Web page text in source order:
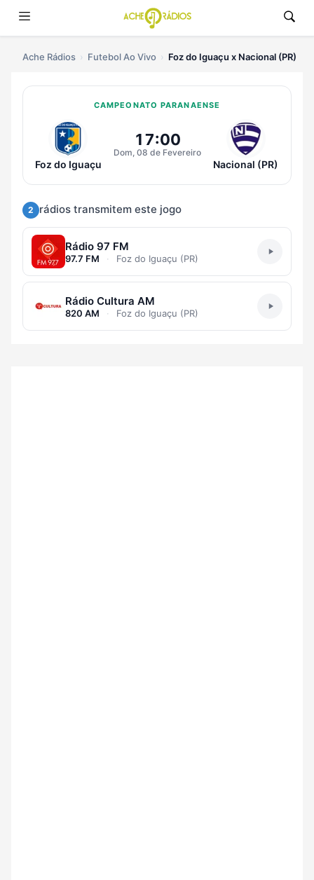
Ache Rádios Futebol Ao Vivo Foz do Iguaçu x Nacional (PR)
CAMPEONATO PARANAENSE
Ouvir Foz do Iguaçu x Nacional
Foz do Iguaçu
17:00
Dom, 08 de Fevereiro
Nacional (PR)
2 rádios transmitem este jogo
Rádio 97 FM
97.7 FM · Foz do Iguaçu (PR)
Rádio Cultura AM
820 AM · Foz do Iguaçu (PR)